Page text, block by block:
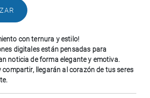
con ternura y estilo!
digitales están pensadas para
noticia de forma elegante y emotiva.
compartir, llegarán al corazón de tus seres